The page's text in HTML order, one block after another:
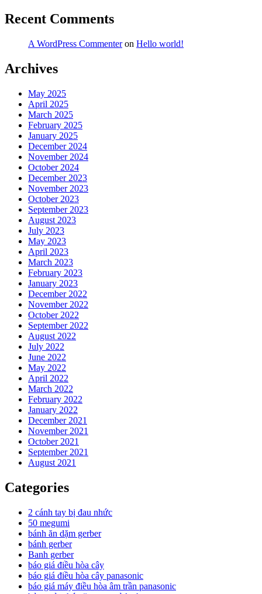
Recent Comments
A WordPress Commenteron Hello world!
Archives
May 2025
April 2025
March 2025
February 2025
January 2025
December 2024
November 2024
October 2024
December 2023
November 2023
October 2023
September 2023
August 2023
July 2023
May 2023
April 2023
March 2023
February 2023
January 2023
December 2022
November 2022
October 2022
September 2022
August 2022
July 2022
June 2022
May 2022
April 2022
March 2022
February 2022
January 2022
December 2021
November 2021
October 2021
September 2021
August 2021
Categories
2 cánh tay bị đau nhức
50 megumi
bánh ăn dặm gerber
bánh gerber
Banh gerber
báo giá điều hòa cây
báo giá điều hòa cây panasonic
báo giá máy điều hòa âm trần panasonic